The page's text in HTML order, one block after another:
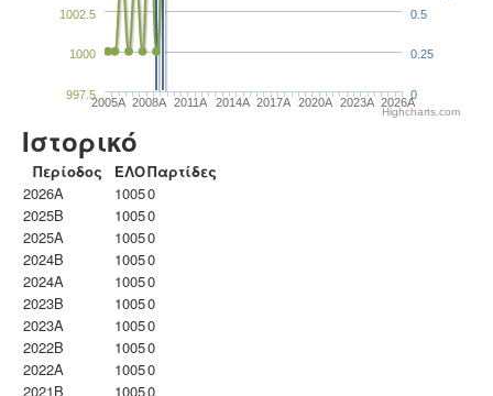
2005A 2008A 2011A 2014A 2017A 2020A 2023Α 2026A
997.5
1000
1002.5
0
0.25
0.5
Highcharts.com
Ιστορικό
Περίοδος ΕΛΟΠαρτίδες
2026A
10050
2025B
10050
2025A
10050
2024B
10050
2024A
10050
2023B
10050
2023Α
10050
2022B
10050
2022A
10050
2021B
10050